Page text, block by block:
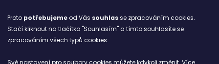
Proto potřebujemeod Vás souhlasse zpracováním cookies.
Stačí kliknout na tlačítko "Souhlasím" a tímto souhlasíte se
zpracováním všech typů cookies.
Své nastavení pro soubory cookies můžete kdykoli změnit. Více
ARCHIV